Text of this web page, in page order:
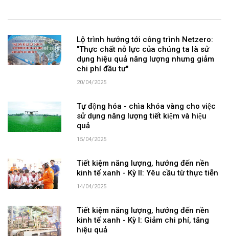
Lộ trình hướng tới công trình Netzero:
"Thực chất nỗ lực của chúng ta là sử
dụng hiệu quả năng lượng nhưng giảm
chi phí đầu tư"
20/04/2025
Tự động hóa - chìa khóa vàng cho việc
sử dụng năng lượng tiết kiệm và hiệu
quả
15/04/2025
Tiết kiệm năng lượng, hướng đến nền
kinh tế xanh - Kỳ II: Yêu cầu từ thực tiễn
14/04/2025
Tiết kiệm năng lượng, hướng đến nền
kinh tế xanh - Kỳ I: Giảm chi phí, tăng
hiệu quả